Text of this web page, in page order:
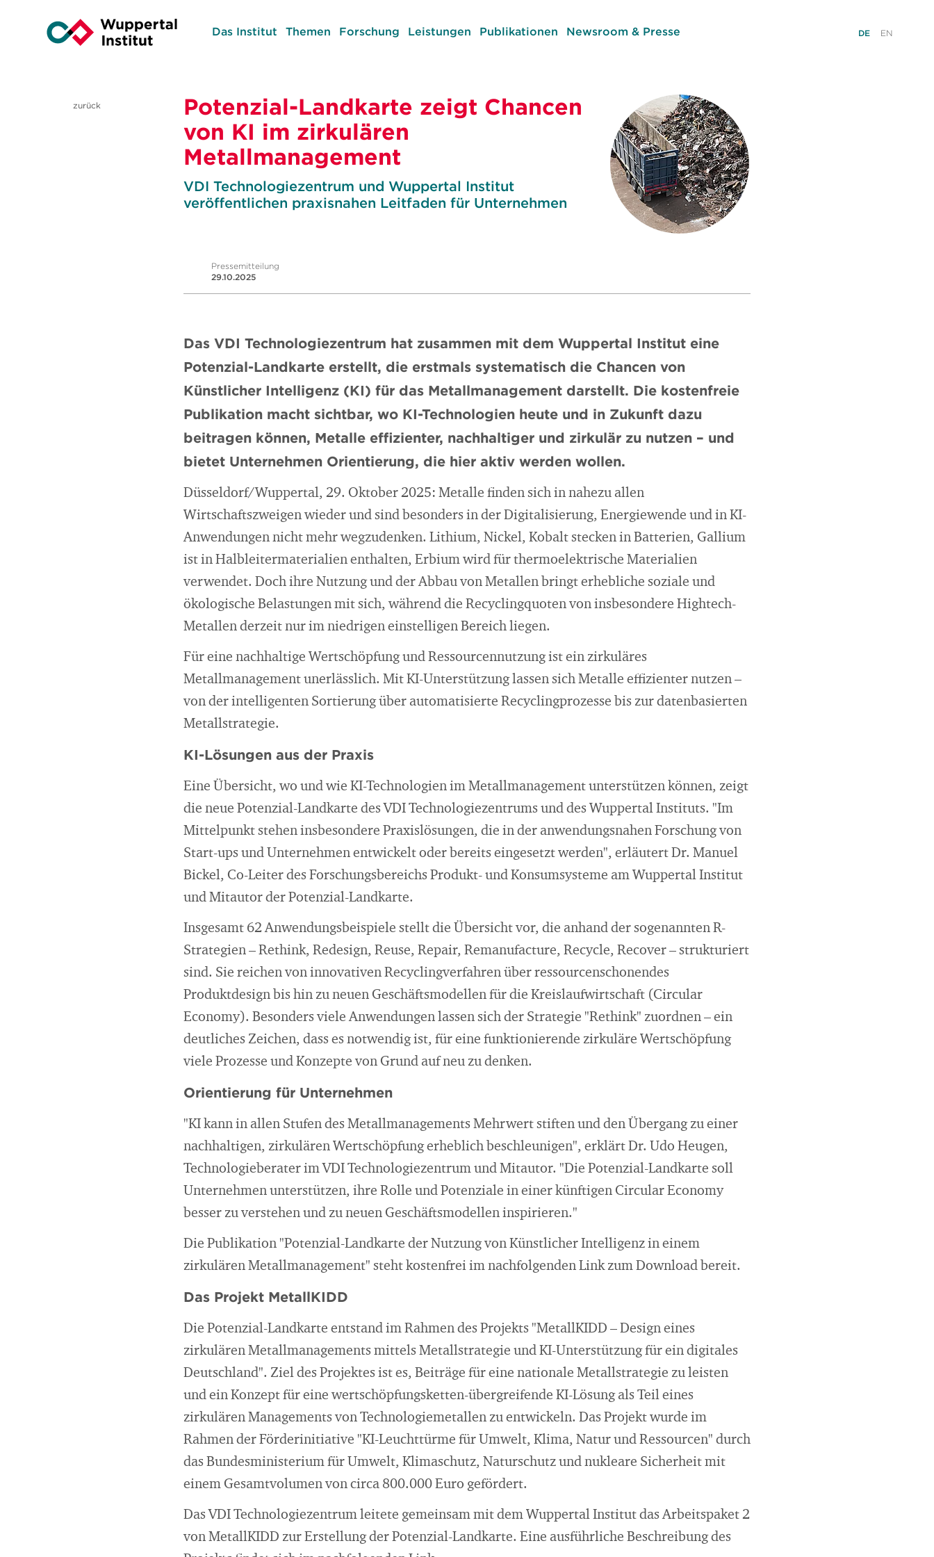
Das Institut Themen Forschung Leistungen Publikationen Newsroom & Presse DE EN
zurück
Potenzial-Landkarte zeigt Chancen
von KI im zirkulären
Metallmanagement
VDI Technologiezentrum und Wuppertal Institut
veröffentlichen praxisnahen Leitfaden für Unternehmen
Pressemitteilung
29.10.2025
Das VDI Technologiezentrum hat zusammen mit dem Wuppertal Institut eine
Potenzial-Landkarte erstellt, die erstmals systematisch die Chancen von
Künstlicher Intelligenz (KI) für das Metallmanagement darstellt. Die kostenfreie
Publikation macht sichtbar, wo KI-Technologien heute und in Zukunft dazu
beitragen können, Metalle effizienter, nachhaltiger und zirkulär zu nutzen – und
bietet Unternehmen Orientierung, die hier aktiv werden wollen.
Düsseldorf/Wuppertal, 29. Oktober 2025: Metalle finden sich in nahezu allen
Wirtschaftszweigen wieder und sind besonders in der Digitalisierung, Energiewende und in KI-
Anwendungen nicht mehr wegzudenken. Lithium, Nickel, Kobalt stecken in Batterien, Gallium
ist in Halbleitermaterialien enthalten, Erbium wird für thermoelektrische Materialien
verwendet. Doch ihre Nutzung und der Abbau von Metallen bringt erhebliche soziale und
ökologische Belastungen mit sich, während die Recyclingquoten von insbesondere Hightech-
Metallen derzeit nur im niedrigen einstelligen Bereich liegen.
Für eine nachhaltige Wertschöpfung und Ressourcennutzung ist ein zirkuläres
Metallmanagement unerlässlich. Mit KI-Unterstützung lassen sich Metalle effizienter nutzen –
von der intelligenten Sortierung über automatisierte Recyclingprozesse bis zur datenbasierten
Metallstrategie.
KI-Lösungen aus der Praxis
Eine Übersicht, wo und wie KI-Technologien im Metallmanagement unterstützen können, zeigt
die neue Potenzial-Landkarte des VDI Technologiezentrums und des Wuppertal Instituts. "Im
Mittelpunkt stehen insbesondere Praxislösungen, die in der anwendungsnahen Forschung von
Start-ups und Unternehmen entwickelt oder bereits eingesetzt werden", erläutert Dr. Manuel
Bickel, Co-Leiter des Forschungsbereichs Produkt- und Konsumsysteme am Wuppertal Institut
und Mitautor der Potenzial-Landkarte.
Insgesamt 62 Anwendungsbeispiele stellt die Übersicht vor, die anhand der sogenannten R-
Strategien – Rethink, Redesign, Reuse, Repair, Remanufacture, Recycle, Recover – strukturiert
sind. Sie reichen von innovativen Recyclingverfahren über ressourcenschonendes
Produktdesign bis hin zu neuen Geschäftsmodellen für die Kreislaufwirtschaft (Circular
Economy). Besonders viele Anwendungen lassen sich der Strategie "Rethink" zuordnen – ein
deutliches Zeichen, dass es notwendig ist, für eine funktionierende zirkuläre Wertschöpfung
viele Prozesse und Konzepte von Grund auf neu zu denken.
Orientierung für Unternehmen
"KI kann in allen Stufen des Metallmanagements Mehrwert stiften und den Übergang zu einer
nachhaltigen, zirkulären Wertschöpfung erheblich beschleunigen", erklärt Dr. Udo Heugen,
Technologieberater im VDI Technologiezentrum und Mitautor. "Die Potenzial-Landkarte soll
Unternehmen unterstützen, ihre Rolle und Potenziale in einer künftigen Circular Economy
besser zu verstehen und zu neuen Geschäftsmodellen inspirieren."
Die Publikation "Potenzial-Landkarte der Nutzung von Künstlicher Intelligenz in einem
zirkulären Metallmanagement" steht kostenfrei im nachfolgenden Link zum Download bereit.
Das Projekt MetallKIDD
Die Potenzial-Landkarte entstand im Rahmen des Projekts "MetallKIDD – Design eines
zirkulären Metallmanagements mittels Metallstrategie und KI-Unterstützung für ein digitales
Deutschland". Ziel des Projektes ist es, Beiträge für eine nationale Metallstrategie zu leisten
und ein Konzept für eine wertschöpfungsketten-übergreifende KI-Lösung als Teil eines
zirkulären Managements von Technologiemetallen zu entwickeln. Das Projekt wurde im
Rahmen der Förderinitiative "KI-Leuchttürme für Umwelt, Klima, Natur und Ressourcen" durch
das Bundesministerium für Umwelt, Klimaschutz, Naturschutz und nukleare Sicherheit mit
einem Gesamtvolumen von circa 800.000 Euro gefördert.
Das VDI Technologiezentrum leitete gemeinsam mit dem Wuppertal Institut das Arbeitspaket 2
von MetallKIDD zur Erstellung der Potenzial-Landkarte. Eine ausführliche Beschreibung des